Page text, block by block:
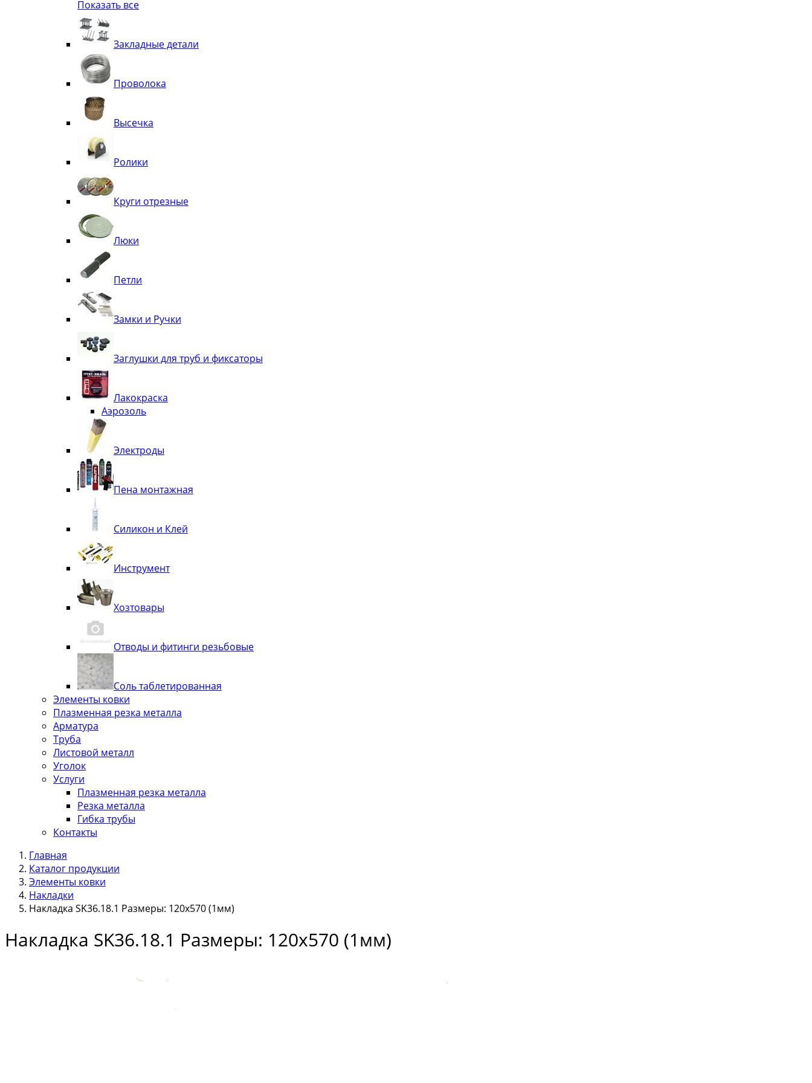
Квадрат
Труба декоративная
Элементы орнамента из квадрата, трубы
Узоры
Лавки
Показать все
Закладные детали
Проволока
Высечка
Ролики
Круги отрезные
Люки
Петли
Замки и Ручки
Заглушки для труб и фиксаторы
Лакокраска
Аэрозоль
Электроды
Пена монтажная
Силикон и Клей
Инструмент
Хозтовары
Отводы и фитинги резьбовые
Соль таблетированная
Элементы ковки
Плазменная резка металла
Арматура
Труба
Листовой металл
Уголок
Услуги
Плазменная резка металла
Резка металла
Гибка трубы
Контакты
Главная
Каталог продукции
Элементы ковки
Накладки
Накладка SK36.18.1 Размеры: 120х570 (1мм)
Накладка SK36.18.1 Размеры: 120х570 (1мм)